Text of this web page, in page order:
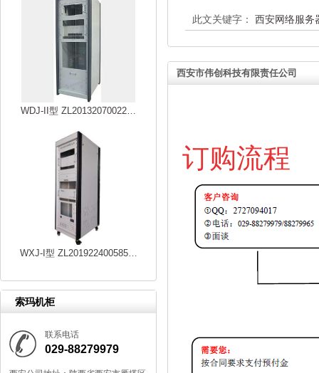
WDJ-II型 ZL20132070022…
WXJ-I型 ZL201922400585…
索玛机柜
联系电话
029-88279979
此文关键字： 西安网络服务
西安市伟创科技有限责任公司
订购流程